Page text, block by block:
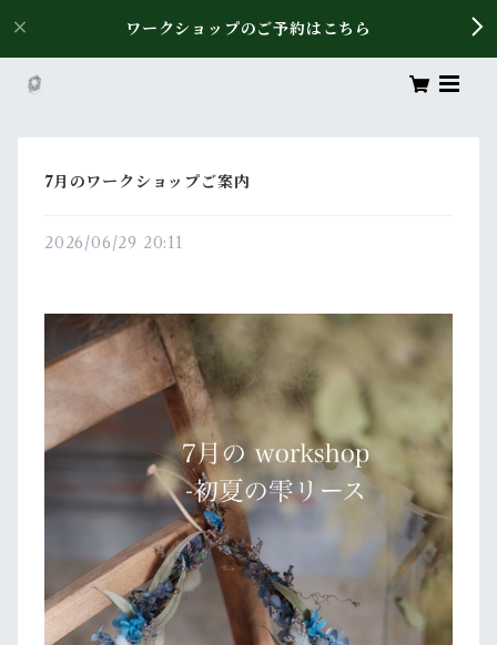
ワークショップのご予約はこちら
7月のワークショップご案内
2026/06/29 20:11